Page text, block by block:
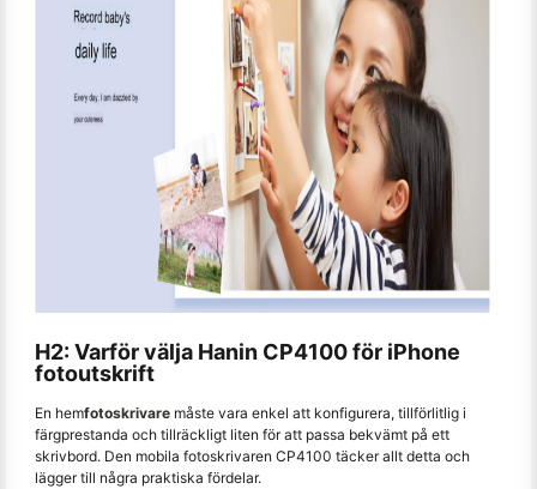
H2: Varför välja Hanin CP4100 för iPhone
fotoutskrift
En hemfotoskrivare måste vara enkel att konfigurera, tillförlitlig i
färgprestanda och tillräckligt liten för att passa bekvämt på ett
skrivbord. Den mobila fotoskrivaren CP4100 täcker allt detta och
lägger till några praktiska fördelar.